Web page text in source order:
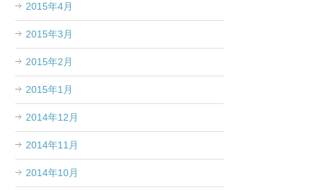
2015年4月
2015年3月
2015年2月
2015年1月
2014年12月
2014年11月
2014年10月